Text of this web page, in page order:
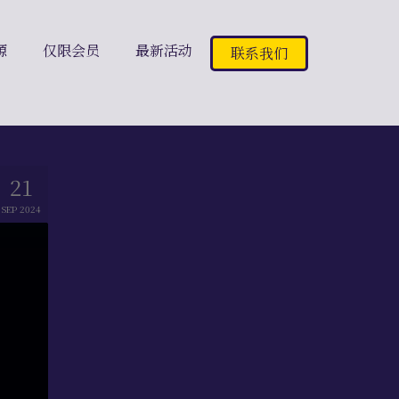
仅限会员 最新活动 联系我们
21
SEP 2024